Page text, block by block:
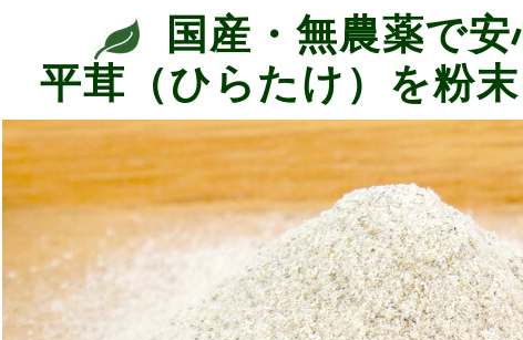
国産・無農薬で
平茸（ひらたけ）を粉